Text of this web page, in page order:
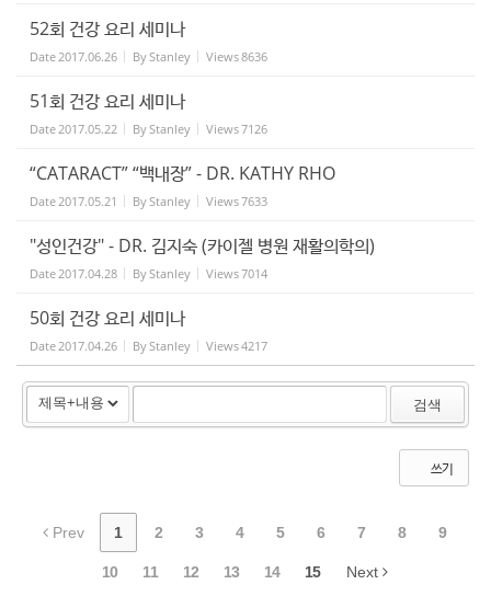
52회 건강 요리 세미나
Date2017.06.26 ByStanley Views8636
51회 건강 요리 세미나
Date2017.05.22 ByStanley Views7126
“CATARACT” “백내장” - DR. KATHY RHO
Date2017.05.21 ByStanley Views7633
"성인건강" - DR. 김지숙 (카이젤 병원 재활의학의)
Date2017.04.28 ByStanley Views7014
50회 건강 요리 세미나
Date2017.04.26 ByStanley Views4217
검색
쓰기
Prev 1 2 3 4 5 6 7 8 9
10 11 12 13 14 15 Next